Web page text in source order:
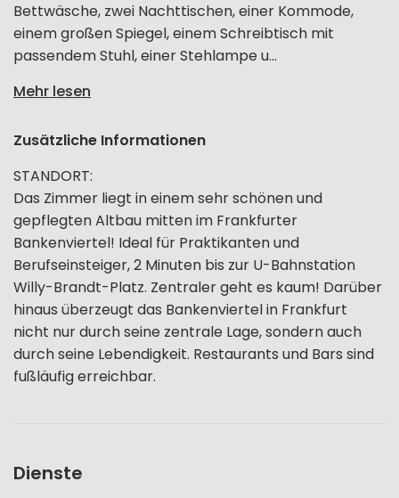
Bettwäsche, zwei Nachttischen, einer Kommode,
einem großen Spiegel, einem Schreibtisch mit
passendem Stuhl, einer Stehlampe u...
Mehr lesen
Zusätzliche Informationen
STANDORT:
Das Zimmer liegt in einem sehr schönen und
gepflegten Altbau mitten im Frankfurter
Bankenviertel! Ideal für Praktikanten und
Berufseinsteiger, 2 Minuten bis zur U-Bahnstation
Willy-Brandt-Platz. Zentraler geht es kaum! Darüber
hinaus überzeugt das Bankenviertel in Frankfurt
nicht nur durch seine zentrale Lage, sondern auch
durch seine Lebendigkeit. Restaurants und Bars sind
fußläufig erreichbar.
Dienste